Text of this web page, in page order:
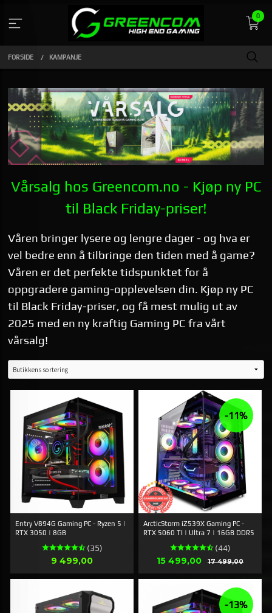
innholdet
0
FORSIDE KAMPANJE
Vårsalg hos Greencom.no - Kjøp ny PC
til Black Friday-priser!
Våren bringer lysere og lengre dager - og hva er
vel bedre enn å tilbringe den tiden med å game?
Våren er det perfekte tidspunktet for å
oppgradere gaming-opplevelsen din. Kjøp ny PC
til Black Friday-priser, og få mest mulig ut av
2025 med en ny kraftig Gaming PC fra vårt
vårsalg!
Entry V894G Gaming PC - Ryzen 5 |
RTX 3050 | 8GB
(35)
Pris
9 499,00
ArcticStorm iZ539X Gaming PC -
RTX 5060 TI | Ultra 7 | 16GB DDR5
(44)
Tilbud
15 499,00 17 499,00Rabatt
-11%
-13%